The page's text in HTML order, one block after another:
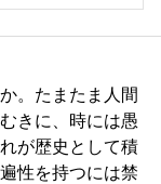
。たまたま人間
きに、時には愚
が歴史として積
性を持つには禁